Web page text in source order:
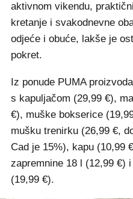
aktivnom vikendu,
kretanje i svakodnevne
odjeće i obuće, lakše je
pokret.
Iz ponude PUMA
s kapuljačom (29,99 €),
€), muške bokserice
mušku trenirku (26,99 €,
Cad je 15%), kapu (10,99
zapremnine 18 l (12,99 €)
(19,99 €).